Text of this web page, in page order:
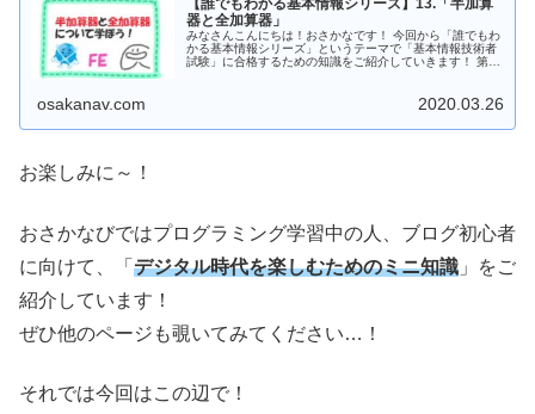
器と全加算器」
みなさんこんにちは！おさかなです！ 今回から「誰でもわ
かる基本情報シリーズ」というテーマで「基本情報技術者
試験」に合格するための知識をご紹介していきます！ 第13
osakanav.com 2020.03.26
お楽しみに～！
おさかなびではプログラミング学習中の人、ブログ初心者
に向けて、「 デジタル時代を楽しむためのミニ知識 」をご
紹介しています！
ぜひ他のページも覗いてみてください…！
それでは今回はこの辺で！